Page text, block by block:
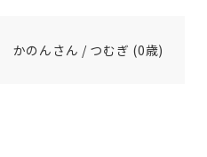
かのんさん / つむぎ (0歳)